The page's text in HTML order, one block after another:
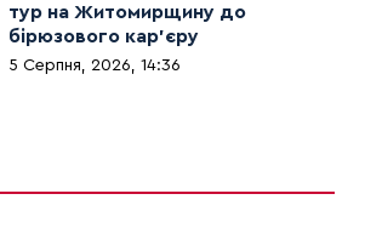
тур на Житомирщину до
бірюзового кар’єру
5 Серпня, 2026, 14:36